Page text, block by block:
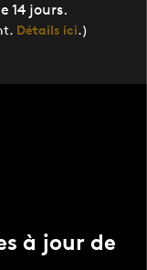
14 jours.
Détails ici.)
à jour de